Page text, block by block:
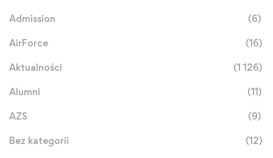
Admission (6)
AirForce (16)
Aktualności (1 126)
Alumni (11)
AZS (9)
Bez kategorii (12)